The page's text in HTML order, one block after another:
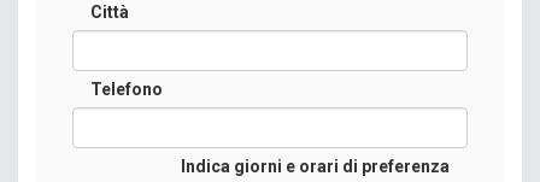
Città
Telefono
Indica giorni e orari di preferenza